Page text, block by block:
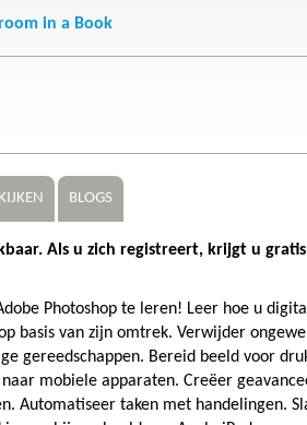
in a Book
BLOGS
Als u zich registreert, krijgt u
Photoshop te leren! Leer hoe u
basis van zijn omtrek. Verwijder
gereedschappen. Bereid beeld voor
mobiele apparaten. Creëer
Automatiseer taken met handelingen.